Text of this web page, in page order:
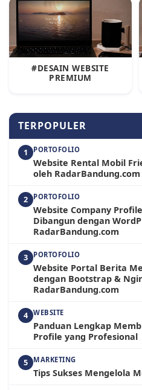
#DESAIN WEBSITE
PREMIUM
TERPOPULER
1 PORTOFOLIO
Website Rental Mobil
oleh RadarBandung.com
2 PORTOFOLIO
Website Company
Dibangun dengan
RadarBandung.com
3 PORTOFOLIO
Website Portal Berita
dengan Bootstrap &
RadarBandung.com
4 WEBSITE
Panduan Lengkap
Profile yang Profesional
5 MARKETING
Tips Sukses Mengelola